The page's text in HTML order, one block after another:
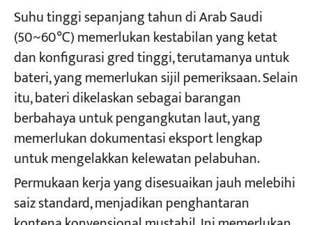
Suhu tinggi sepanjang tahun di Arab Saudi
(50~60℃) memerlukan kestabilan yang ketat
dan konfigurasi gred tinggi, terutamanya untuk
bateri, yang memerlukan sijil pemeriksaan. Selain
itu, bateri dikelaskan sebagai barangan
berbahaya untuk pengangkutan laut, yang
memerlukan dokumentasi eksport lengkap
untuk mengelakkan kelewatan pelabuhan.
Permukaan kerja yang disesuaikan jauh melebihi
saiz standard, menjadikan penghantaran